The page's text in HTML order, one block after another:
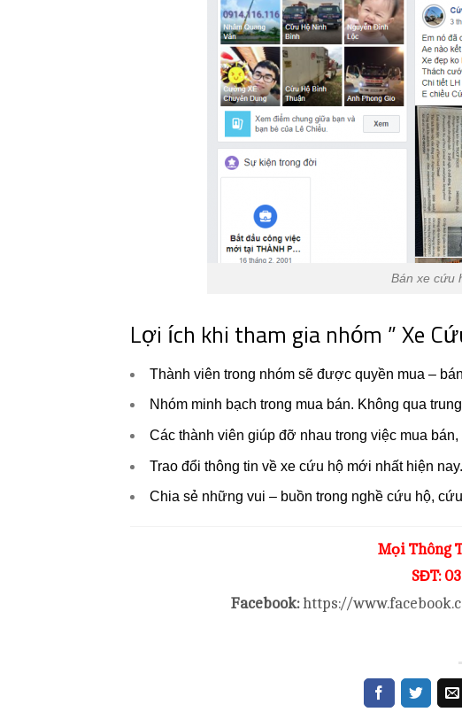
Bán xe cứu
Lợi ích khi tham gia nhóm ” Xe
Thành viên trong nhóm sẽ được quyền mua –
Nhóm minh bạch trong mua bán. Không qua
Các thành viên giúp đỡ nhau trong việc mua
Trao đổi thông tin về xe cứu hộ mới nhất hiện nay.
Chia sẻ những vui – buồn trong nghề cứu hộ,
Mọi Thông
SĐT:
Facebook:https://